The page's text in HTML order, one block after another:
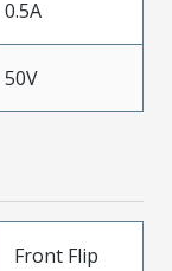
0.5A
50V
Front Flip